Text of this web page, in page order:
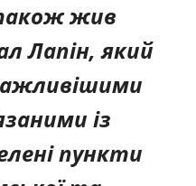
жив
Лапін, який
із
пункти